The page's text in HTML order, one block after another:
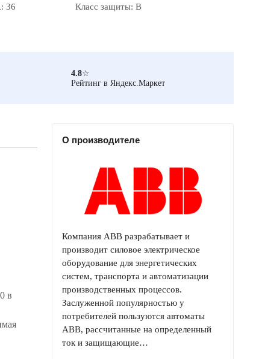
36
Класс защиты: B
4.8☆
Рейтинг в Яндекс.Маркет
в
О производителе
Компания ABB разрабатывает и
производит силовое электрическое
оборудование для энергетических
систем, транспорта и автоматизации
производственных процессов.
Заслуженной популярностью у
потребителей пользуются автоматы
ABB, рассчитанные на определенный
ток и защищающие…